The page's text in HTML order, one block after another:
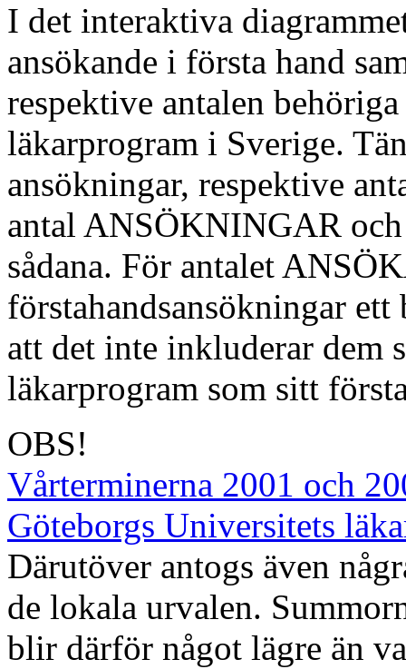
I det interaktiva
ansökande i första hand
respektive antalen
läkarprogram i Sverige.
ansökningar, respektive
antal ANSÖKNINGAR
sådana. För antalet
förstahandsansökningar
att det inte inkluderar dem
läkarprogram som sitt
OBS!
Vårterminerna 2001 och
Göteborgs Universitets
Därutöver antogs även
de lokala urvalen.
blir därför något lägre än